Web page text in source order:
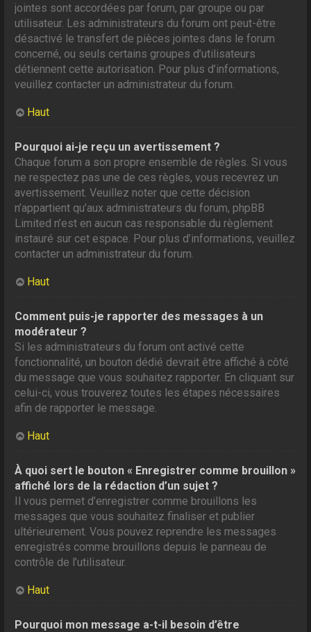
jointes sont accordées par forum, par groupe ou par
utilisateur. Les administrateurs du forum ont peut-être
désactivé le transfert de pièces jointes dans le forum
concerné, ou seuls certains groupes d’utilisateurs
détiennent cette autorisation. Pour plus d’informations,
veuillez contacter un administrateur du forum.
Haut
Pourquoi ai-je reçu un avertissement ?
Chaque forum a son propre ensemble de règles. Si vous
ne respectez pas une de ces règles, vous recevrez un
avertissement. Veuillez noter que cette décision
n’appartient qu’aux administrateurs du forum, phpBB
Limited n’est en aucun cas responsable du règlement
instauré sur cet espace. Pour plus d’informations, veuillez
contacter un administrateur du forum.
Haut
Comment puis-je rapporter des messages à un
modérateur ?
Si les administrateurs du forum ont activé cette
fonctionnalité, un bouton dédié devrait être affiché à côté
du message que vous souhaitez rapporter. En cliquant sur
celui-ci, vous trouverez toutes les étapes nécessaires
afin de rapporter le message.
Haut
À quoi sert le bouton « Enregistrer comme brouillon »
affiché lors de la rédaction d’un sujet ?
Il vous permet d’enregistrer comme brouillons les
messages que vous souhaitez finaliser et publier
ultérieurement. Vous pouvez reprendre les messages
enregistrés comme brouillons depuis le panneau de
contrôle de l’utilisateur.
Haut
Pourquoi mon message a-t-il besoin d’être